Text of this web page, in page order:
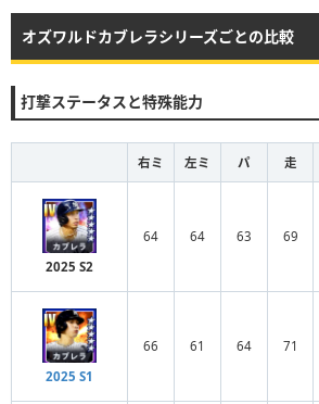
オズワルドカブレラシリーズごとの比較
打撃ステータスと特殊能力
右ミ 左ミ パ 走
2025 S2
64 64 63 69
2025 S1
66 61 64 71